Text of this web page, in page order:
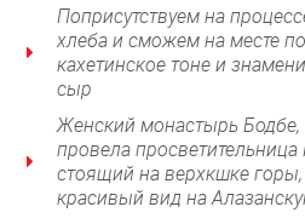
Поприсутствуем на
хлеба и сможем на месте
кахетинское тоне и
сыр
Женский монастырь Бодбе,
провела
стоящий на верхкшке
красивый вид на